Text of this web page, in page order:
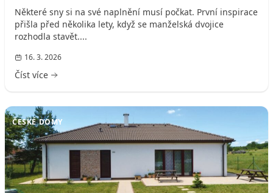
Některé sny si na své naplnění musí počkat. První inspirace
přišla před několika lety, když se manželská dvojice
rozhodla stavět....
16. 3. 2026
Číst více
ČESKÉ DOMY